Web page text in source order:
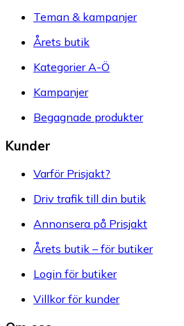
Teman & kampanjer
Årets butik
Kategorier A-Ö
Kampanjer
Begagnade produkter
Kunder
Varför Prisjakt?
Driv trafik till din butik
Annonsera på Prisjakt
Årets butik – för butiker
Login för butiker
Villkor för kunder